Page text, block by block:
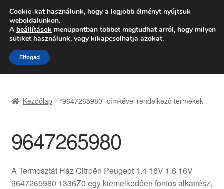
SZÁLLÍTÁS 2618 Ft-tól
Hétfő-Péntek 9:00–16:0006 80 088 054
Ugrás
a
navigációhoz
Kilépés
a
tartalomba
Adatvédelmi irányelvek
Felhasználási feltételek
Kezdőlap “9647265980” címkével rendelkező termékek
9647265980
A Termosztát Ház Citroën Peugeot 1.4 16V 1.6 16V
9647265980 1336Z0 egy kiemelkedően fontos alkatrész,
Cookie-kat használunk, hogy a legjobb élményt nyújtsuk
weboldalunkon.
A beállítások menüpontban többet megtudhat arról, hogy milyen
sütiket használunk, vagy kikapcsolhatja azokat.
Elfogad